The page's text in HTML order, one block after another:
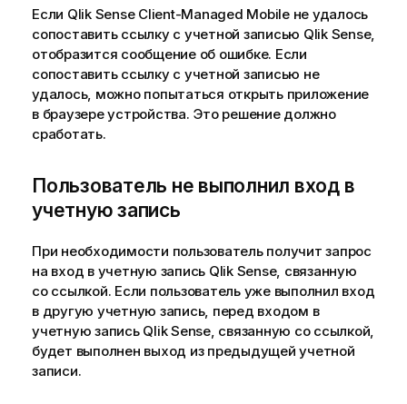
и
е
к
п
о
д
с
з
к
Если Qlik Sense Client-Managed Mobileне удалось
сопоставить ссылку с учетной записью Qlik Sense,
отобразится сообщение об ошибке. Если
сопоставить ссылку с учетной записью не
удалось, можно попытаться открыть приложение
в браузере устройства. Это решение должно
сработать.
Пользователь не выполнил вход в
учетную запись
При необходимости пользователь получит запрос
на вход в учетную запись Qlik Sense, связанную
со ссылкой. Если пользователь уже выполнил вход
в другую учетную запись, перед входом в
учетную запись Qlik Sense, связанную со ссылкой,
будет выполнен выход из предыдущей учетной
записи.